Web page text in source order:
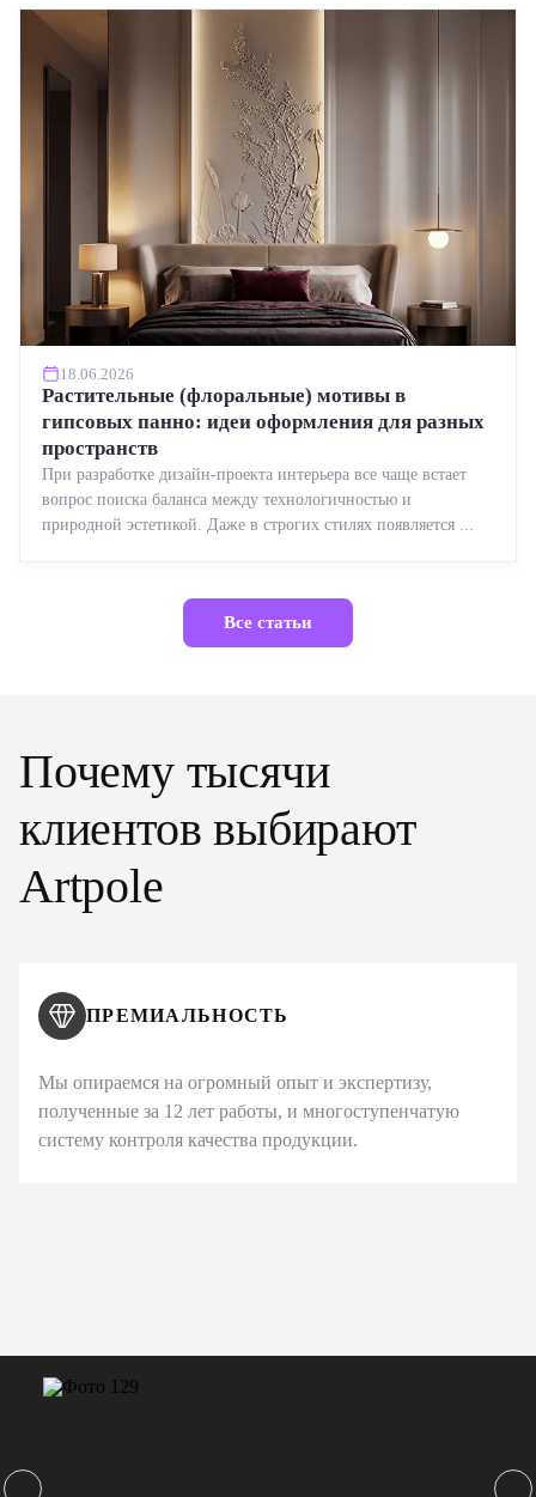
18.06.2026
Растительные (флоральные) мотивы в
гипсовых панно: идеи оформления для разных
пространств
При разработке дизайн-проекта интерьера все чаще встает
вопрос поиска баланса между технологичностью и
природной эстетикой. Даже в строгих стилях появляется ...
Все статьи
Почему тысячи
клиентов выбирают
Artpole
ПРЕМИАЛЬНОСТЬ
Мы опираемся на огромный опыт и экспертизу,
полученные за 12 лет работы, и многоступенчатую
систему контроля качества продукции.